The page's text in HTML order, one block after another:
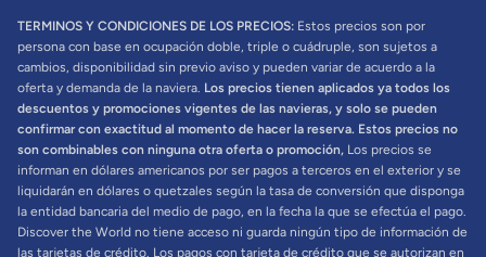
TERMINOS Y CONDICIONES DE LOS PRECIOS: Estos precios son por
persona con base en ocupación doble, triple o cuádruple, son sujetos a
cambios, disponibilidad sin previo aviso y pueden variar de acuerdo a la
oferta y demanda de la naviera. Los precios tienen aplicados ya todos los
descuentos y promociones vigentes de las navieras, y solo se pueden
confirmar con exactitud al momento de hacer la reserva. Estos precios no
son combinables con ninguna otra oferta o promoción, Los precios se
informan en dólares americanos por ser pagos a terceros en el exterior y se
liquidarán en dólares o quetzales según la tasa de conversión que disponga
la entidad bancaria del medio de pago, en la fecha la que se efectúa el pago.
Discover the World no tiene acceso ni guarda ningún tipo de información de
las tarjetas de crédito. Los pagos con tarjeta de crédito que se autorizan en